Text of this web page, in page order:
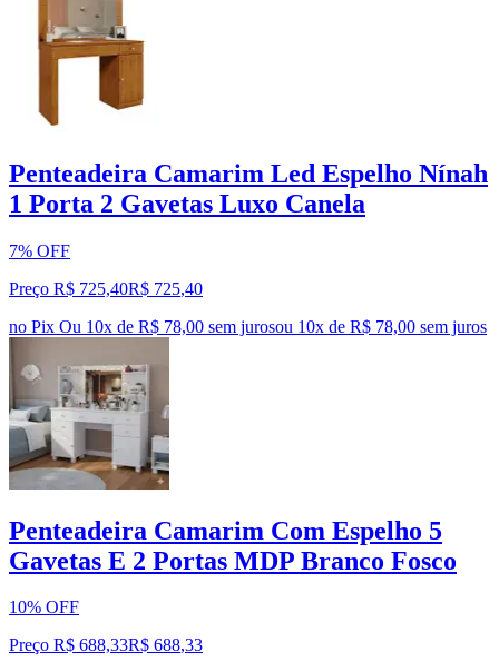
Penteadeira Camarim Led Espelho Nínah
1 Porta 2 Gavetas Luxo Canela
7% OFF
Preço R$ 725,40R$ 725,40
no Pix Ou 10x de R$ 78,00 sem jurosou 10x de R$ 78,00 sem juros
Penteadeira Camarim Com Espelho 5
Gavetas E 2 Portas MDP Branco Fosco
10% OFF
Preço R$ 688,33R$ 688,33